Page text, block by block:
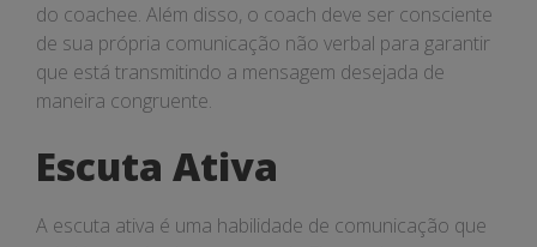
do coachee. Além disso, o coach deve ser consciente
de sua própria comunicação não verbal para garantir
que está transmitindo a mensagem desejada de
maneira congruente.
Escuta Ativa
A escuta ativa é uma habilidade de comunicação que